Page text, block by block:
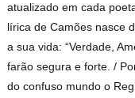
atualizado em cada
lírica de Camões nasce
a sua vida: “Verdade,
farão segura e forte. /
do confuso mundo o